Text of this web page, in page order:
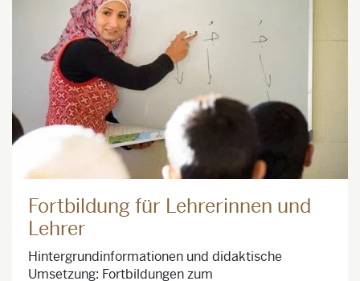
Fortbildung für Lehrerinnen und
Lehrer
Hintergrundinformationen und didaktische
Umsetzung: Fortbildungen zum